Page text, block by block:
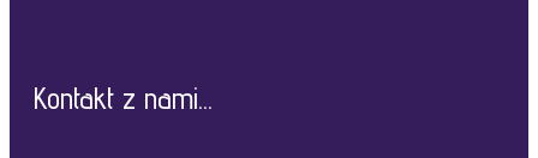
Kontakt z nami...